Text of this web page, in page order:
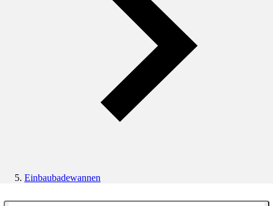
Einbaubadewannen